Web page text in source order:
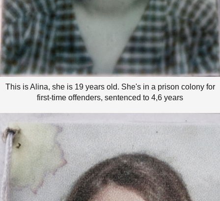
This is Alina, she is 19 years old. She's in a prison colony for
first-time offenders, sentenced to 4,6 years